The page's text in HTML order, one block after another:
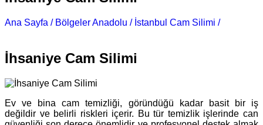
Ana Sayfa / Bölgeler Anadolu / İstanbul Cam Silimi /
İhsaniye Cam Silimi
Ev ve bina cam temizliği, göründüğü kadar basit bir iş
değildir ve belirli riskleri içerir. Bu tür temizlik işlerinde can